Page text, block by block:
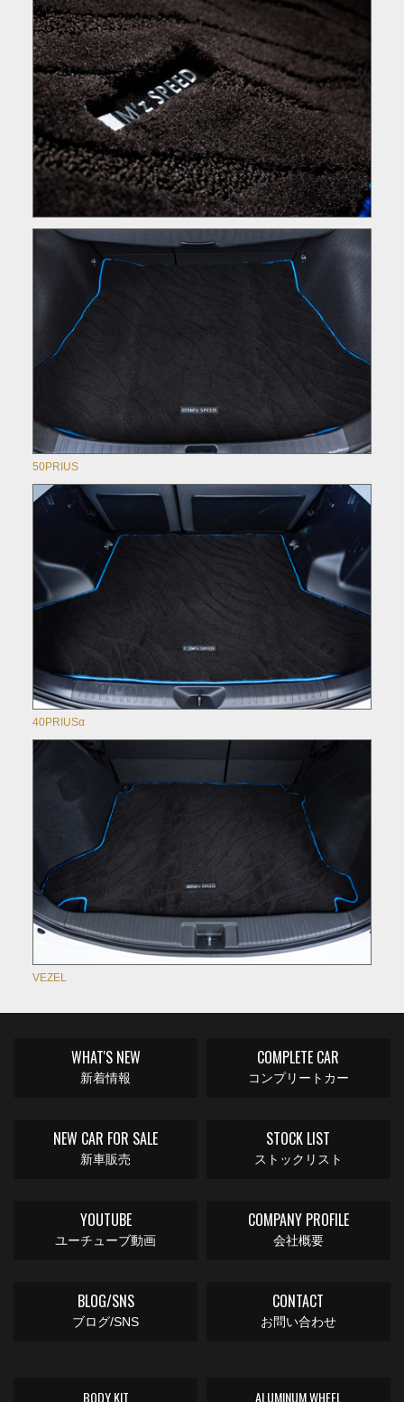
50PRIUS
40PRIUSα
VEZEL
WHAT'S NEW
新着情報
COMPLETE CAR
コンプリートカー
NEW CAR FOR SALE
新車販売
STOCK LIST
ストックリスト
YOUTUBE
ユーチューブ動画
COMPANY PROFILE
会社概要
BLOG/SNS
ブログ/SNS
CONTACT
お問い合わせ
BODY KIT ALUMINUM WHEEL